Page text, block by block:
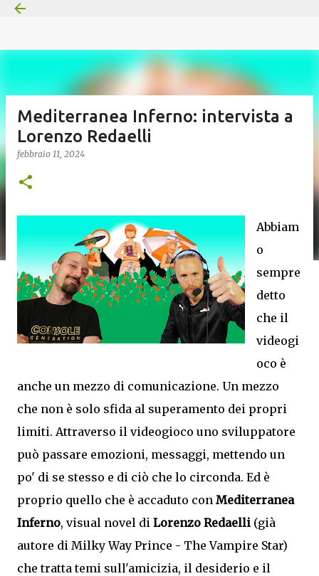
Mediterranea Inferno: intervista a
Lorenzo Redaelli
febbraio 11, 2024
Abbiam
o
sempre
detto
che il
videogi
oco è
anche un mezzo di comunicazione. Un mezzo
che non è solo sfida al superamento dei propri
limiti. Attraverso il videogioco uno sviluppatore
può passare emozioni, messaggi, mettendo un
po' di se stesso e di ciò che lo circonda. Ed è
proprio quello che è accaduto con Mediterranea
Inferno, visual novel di Lorenzo Redaelli (già
autore di Milky Way Prince - The Vampire Star)
che tratta temi sull'amicizia, il desiderio e il